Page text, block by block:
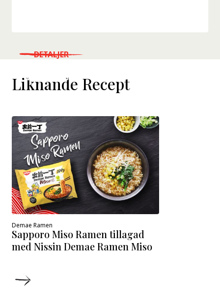
WHERE TO BUY
DETALJER
Liknande Recept
Demae Ramen
Sapporo Miso Ramen tillagad
med Nissin Demae Ramen Miso